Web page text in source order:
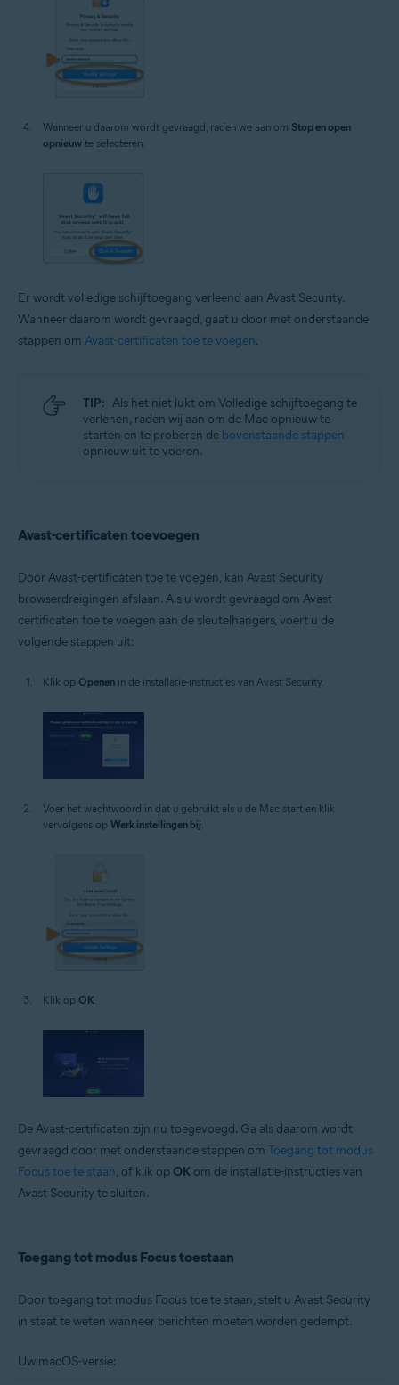
Wanneer u daarom wordt gevraagd, raden we aan om Stop en open
opnieuw te selecteren.
Er wordt volledige schijftoegang verleend aan Avast Security.
Wanneer daarom wordt gevraagd, gaat u door met onderstaande
stappen om Avast-certificaten toe te voegen.
TIP: Als het niet lukt om Volledige schijftoegang te
verlenen, raden wij aan om de Mac opnieuw te
starten en te proberen de bovenstaande stappen
opnieuw uit te voeren.
Avast-certificaten toevoegen
Door Avast-certificaten toe te voegen, kan Avast Security
browserdreigingen afslaan. Als u wordt gevraagd om Avast-
certificaten toe te voegen aan de sleutelhangers, voert u de
volgende stappen uit:
Klik op Openen in de installatie-instructies van Avast Security.
Voer het wachtwoord in dat u gebruikt als u de Mac start en klik
vervolgens op Werk instellingen bij.
Klik op OK
De Avast-certificaten zijn nu toegevoegd. Ga als daarom wordt
gevraagd door met onderstaande stappen om Toegang tot modus
Focus toe te staan, of klik op OK om de installatie-instructies van
Avast Security te sluiten.
Toegang tot modus Focus toestaan
Door toegang tot modus Focus toe te staan, stelt u Avast Security
in staat te weten wanneer berichten moeten worden gedempt.
Uw macOS-versie: